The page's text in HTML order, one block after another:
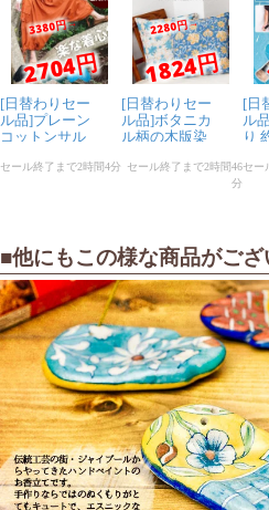
■他にもこの様な商品がござ